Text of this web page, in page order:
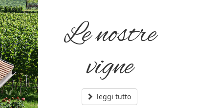
Le nostre
vigne
leggi tutto